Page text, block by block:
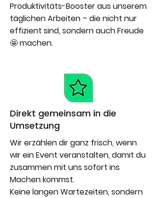
Produktivitäts-Booster aus unserem
täglichen Arbeiten – die nicht nur
effizient sind, sondern auch Freude
🤩 machen.
Direkt gemeinsam in die
Umsetzung
Wir erzählen dir ganz frisch, wenn
wir ein Event veranstalten, damit du
zusammen mit uns sofort ins
Machen kommst.
Keine langen Wartezeiten, sondern